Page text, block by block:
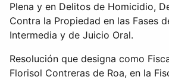
Plena y en Delitos de Homicidio,
Contra la Propiedad en las Fases
Intermedia y de Juicio Oral.
Resolución que designa como
Florisol Contreras de Roa, en la